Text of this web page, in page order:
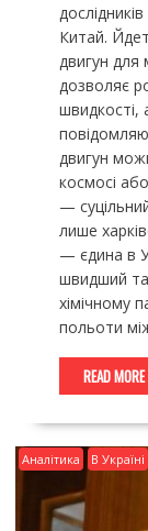
Китай.
двигун для
дозволяє
швидкості,
двигун
космосі
—
лише
— єдина в
швидший та
хімічному
польоти
READ MORE
Аналітика В Україні